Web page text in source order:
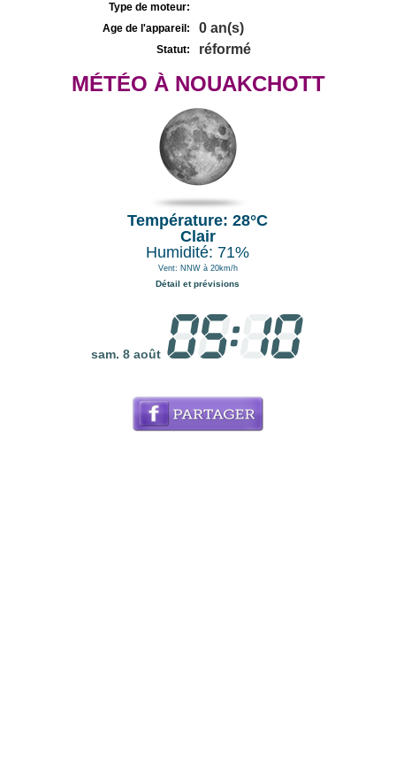
Type de moteur:
Age de l'appareil:
0 an(s)
Statut: réformé
MÉTÉO À NOUAKCHOTT
Température: 28°C
Clair
Humidité: 71%
Vent: NNW à 20km/h
Détail et prévisions
sam. 8 août